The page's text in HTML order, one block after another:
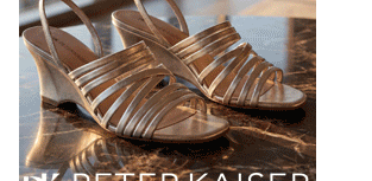
и высоким качеством…
05.08.2026 448